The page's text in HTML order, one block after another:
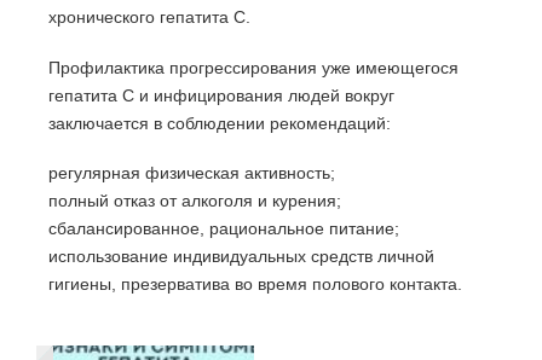
хронического гепатита C.
Профилактика прогрессирования уже имеющегося
гепатита C и инфицирования людей вокруг
заключается в соблюдении рекомендаций:
регулярная физическая активность;
полный отказ от алкоголя и курения;
сбалансированное, рациональное питание;
использование индивидуальных средств личной
гигиены, презерватива во время полового контакта.